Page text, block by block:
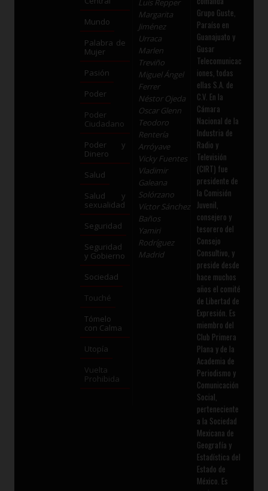
Mundo
Palabra de
Mujer
Pasión
Poder
Poder
Ciudadano
Poder y
Dinero
Salud
Salud y
sexualidad
Seguridad
Seguridad
y Gobierno
Sociedad
Touché
Tómelo
con Calma
Utopía
Vuelta
Prohibida
Luis Repper
Margarita
Jiménez
Urraca
Marlen
Treviño
Miguel Ángel
Ferrer
Néstor Ojeda
Oscar Glenn
Teodoro
Rentería
Arróyave
Vicky Fuentes
Vladimir
Galeana
Solórzano
Víctor Sánchez
Baños
Yamiri
Rodríguez
Madrid
Grupo Guste,
Paraíso en
Guanajuato y
Gusar
Telecomunicac
iones, todas
ellas S.A. de
C.V. En la
Cámara
Nacional de la
Industria de
Radio y
Televisión
(CIRT) fue
presidente de
la Comisión
Juvenil,
consejero y
tesorero del
Consejo
Consultivo, y
preside desde
hace muchos
años el comité
de Libertad de
Expresión. Es
miembro del
Club Primera
Plana y de la
Academia de
Periodismo y
Comunicación
Social,
perteneciente
a la Sociedad
Mexicana de
Geografía y
Estadística del
Estado de
México. Es